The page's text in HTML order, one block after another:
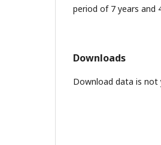
period of 7 years and
Downloads
Download data is not